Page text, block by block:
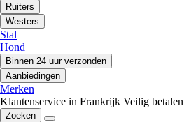
Ruiters
Westers
Stal
Hond
Binnen 24 uur verzonden
Aanbiedingen
Merken
Klantenservice in Frankrijk Veilig betalen
Zoeken